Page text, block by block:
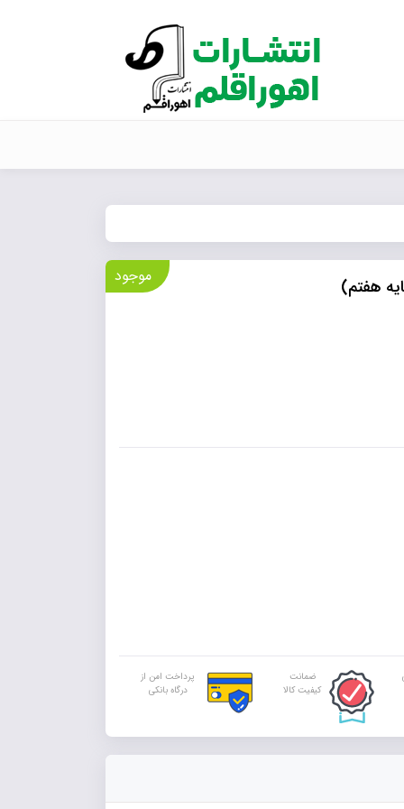
موجود
ضمانت
کیفیت کالا
پرداخت امن از
درگاه بانکی